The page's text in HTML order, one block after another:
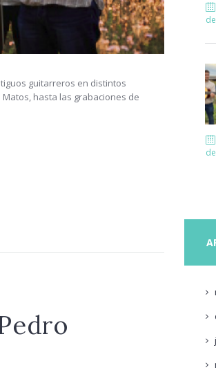
guitarreros en distintos
hasta las grabaciones de